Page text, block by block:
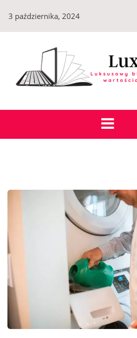
content
3 października, 2024
LuxBlog.pl
publikacji